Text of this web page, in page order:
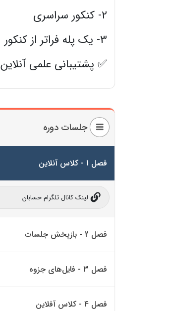
2- کنکور سراسری
3- یک پله فراتر از کنکور
✅ پشتیبانی علمی آنلاین
جلسات دوره
فصل 1 - کلاس آنلاین
لینک کانال تلگرام حسابان
فصل 2 - بازپخش جلسات
فصل 3 - فایل‌های جزوه
فصل 4 - کلاس آفلاین